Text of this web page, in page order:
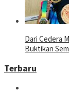
Dari Cedera
Buktikan
Terbaru